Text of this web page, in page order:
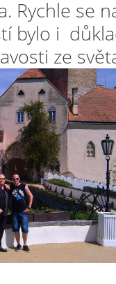
Rychle se
bylo i
ze